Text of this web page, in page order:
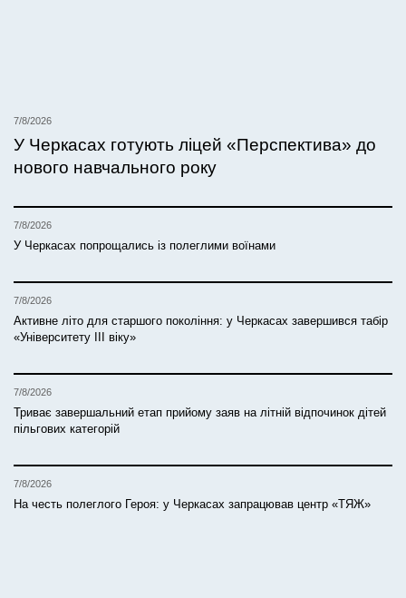
7/8/2026
У Черкасах готують ліцей «Перспектива» до
нового навчального року
7/8/2026
У Черкасах попрощались із полеглими воїнами
7/8/2026
Активне літо для старшого покоління: у Черкасах завершився табір
«Університету ІІІ віку»
7/8/2026
Триває завершальний етап прийому заяв на літній відпочинок дітей
пільгових категорій
7/8/2026
На честь полеглого Героя: у Черкасах запрацював центр «ТЯЖ»